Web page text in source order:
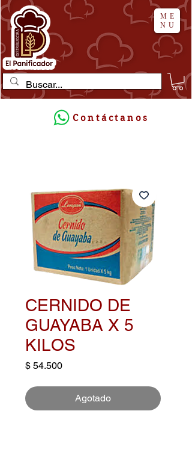
ME
NU
Contáctanos
CERNIDO DE
GUAYABA X 5
KILOS
$ 54.500Precio
Agotado